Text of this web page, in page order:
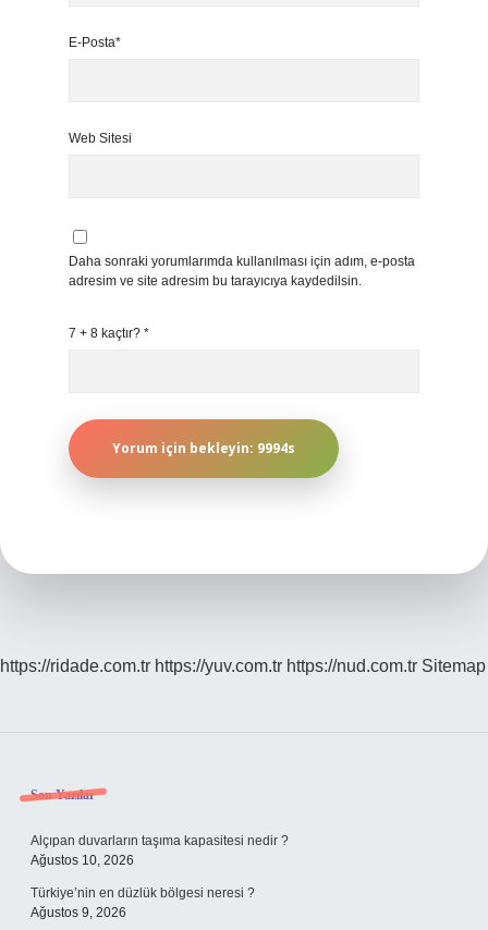
E-Posta*
Web Sitesi
Daha sonraki yorumlarımda kullanılması için adım, e-posta
adresim ve site adresim bu tarayıcıya kaydedilsin.
7 + 8 kaçtır? *
https://ridade.com.tr https://yuv.com.tr https://nud.com.tr Sitemap
Sidebar
Son Yazılar
Alçıpan duvarların taşıma kapasitesi nedir ?
Ağustos 10, 2026
Türkiye’nin en düzlük bölgesi neresi ?
Ağustos 9, 2026